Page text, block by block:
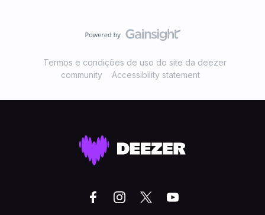
Termos e condições de uso do site da deezer
community
Accessibility statement